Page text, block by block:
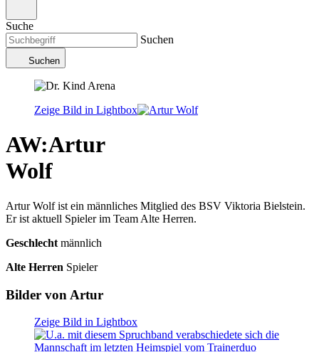
Suche
Suchen
Suchen
Zeige Bild in Lightbox
AW:Artur
Wolf
Artur Wolf ist ein männliches Mitglied des BSV Viktoria Bielstein.
Er ist aktuell Spieler im Team Alte Herren.
Geschlecht männlich
Alte Herren Spieler
Bilder von Artur
Zeige Bild in Lightbox